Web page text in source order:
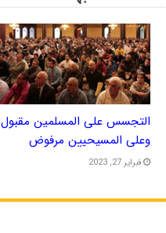
التجسس على المسلمين مقبول
وعلى المسيحيين مرفوض
فبراير 27, 2023